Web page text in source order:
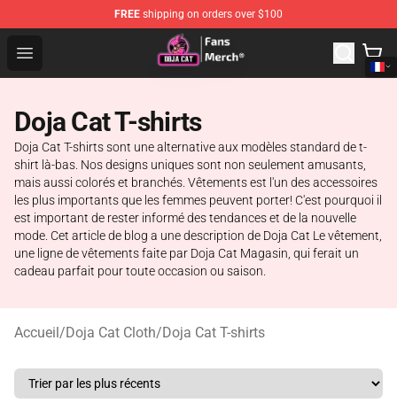
FREE shipping on orders over $100
Open menu
Doja Cat Store - Official Doja Cat Merchandise Shop
Doja Cat T-shirts
Doja Cat T-shirts sont une alternative aux modèles standard de t-
shirt là-bas. Nos designs uniques sont non seulement amusants,
mais aussi colorés et branchés. Vêtements est l'un des accessoires
les plus importants que les femmes peuvent porter! C'est pourquoi il
est important de rester informé des tendances et de la nouvelle
mode. Cet article de blog a une description de Doja Cat Le vêtement,
une ligne de vêtements faite par Doja Cat Magasin, qui ferait un
cadeau parfait pour toute occasion ou saison.
Accueil/Doja Cat Cloth/Doja Cat T-shirts